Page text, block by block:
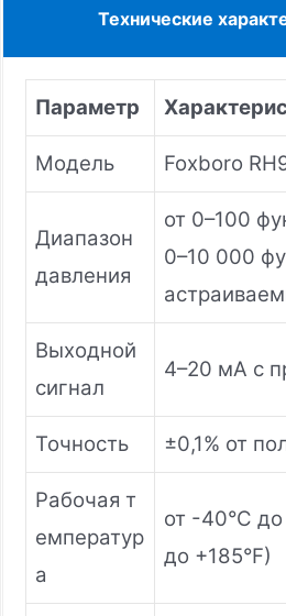
Технические
Параметр
Модель Foxboro
Диапазон
давления
от 0–100
0–10 000
Выходной
сигнал
4–20 мА с
Точность ±0,1% от
Рабочая т
емператур
а
от -40°C
до +185°F)